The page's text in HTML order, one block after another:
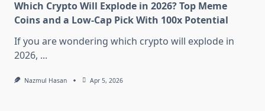
Which Crypto Will Explode in 2026? Top Meme
Coins and a Low-Cap Pick With 100x Potential
If you are wondering which crypto will explode in
2026, ...
Nazmul Hasan Apr 5, 2026